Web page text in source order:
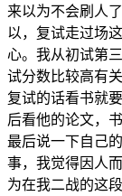
来以为不会刷人
以，复试走过场
心。我从初试第
试分数比较高有
复试的话看书就
后看他的论文，
最后说一下自己
事，我觉得因人
为在我二战的这